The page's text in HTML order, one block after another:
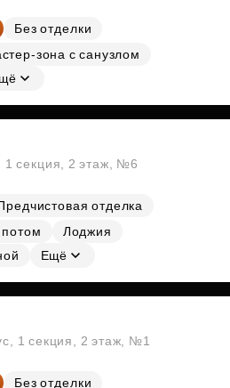
Без отделки
зона с санузлом
секция, 2 этаж, №6
отделка
Лоджия
Ещё
1 секция, 2 этаж, №1
Без отделки